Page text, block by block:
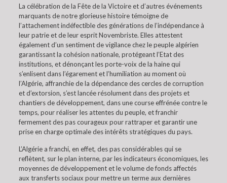
La célébration de la Fête de la Victoire et d’autres événements
marquants de notre glorieuse histoire témoigne de
l’attachement indéfectible des générations de l’indépendance à
leur patrie et de leur esprit Novembriste. Elles attestent
également d’un sentiment de vigilance chez le peuple algérien
garantissant la cohésion nationale, protégeant l’Etat des
institutions, et dénonçant les porte-voix de la haine qui
s’enlisent dans l’égarement et l’humiliation au moment où
l’Algérie, affranchie de la dépendance des cercles de corruption
et d’extorsion, s’est lancée résolument dans des projets et
chantiers de développement, dans une course effrénée contre le
temps, pour réaliser les attentes du peuple, et franchir
fermement des pas courageux pour rattraper et garantir une
prise en charge optimale des intérêts stratégiques du pays.
L’Algérie a franchi, en effet, des pas considérables qui se
reflètent, sur le plan interne, par les indicateurs économiques, les
moyennes de développement et le volume de fonds affectés
aux transferts sociaux pour mettre un terme aux dernières